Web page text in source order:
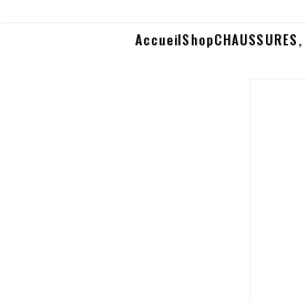
AccueilShopCHAUSSURES,